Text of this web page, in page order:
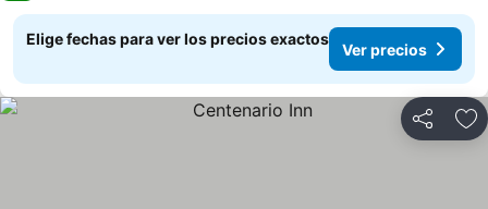
Elige fechas para ver los precios exactos
Ver precios
Compartir